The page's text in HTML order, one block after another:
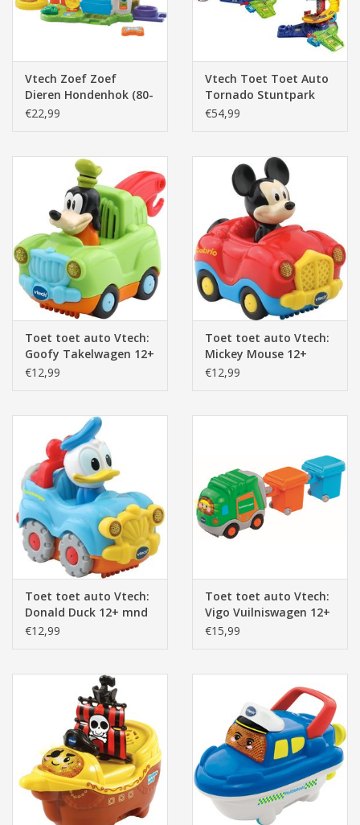
Vtech Zoef Zoef
Dieren Hondenhok (80-
189223)
€22,99
Vtech Toet Toet Auto
Tornado Stuntpark
(80-535023)
€54,99
Toet toet auto Vtech:
Goofy Takelwagen 12+
mnd (80
€12,99
Toet toet auto Vtech:
Mickey Mouse 12+
mnd (80-
€12,99
Toet toet auto Vtech:
Donald Duck 12+ mnd
(80-
€12,99
Toet toet auto Vtech:
Vigo Vuilniswagen 12+
mnd
€15,99